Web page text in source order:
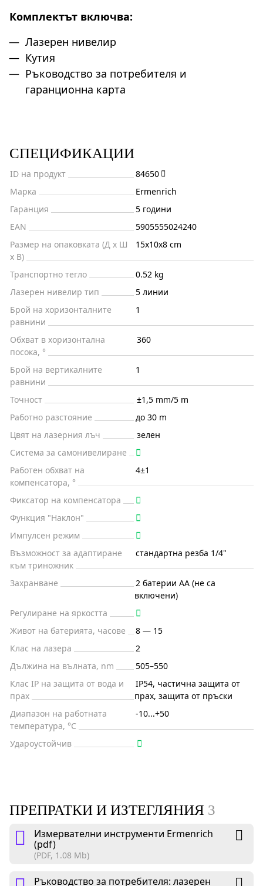
Комплектът включва:
Лазерен нивелир
Кутия
Ръководство за потребителя и
гаранционна карта
СПЕЦИФИКАЦИИ
ID на продукт
84650
Марка
Ermenrich
Гаранция
5 години
EAN
5905555024240
Размер на опаковката (Д x Ш
x В)
15x10x8 cm
Транспортно тегло
0.52 kg
Лазерен нивелир тип
5 линии
Брой на хоризонталните
равнини
1
Обхват в хоризонтална
посока, °
360
Брой на вертикалните
равнини
1
Точност
±1,5 mm/5 m
Работно разстояние
до 30 m
Цвят на лазерния лъч
зелен
Система за самонивелиране
Работен обхват на
компенсатора, °
4±1
Фиксатор на компенсатора
Функция "Наклон"
Импулсен режим
Възможност за адаптиране
към триножник
стандартна резба 1/4"
Захранване
2 батерии АА (не са
включени)
Регулиране на яркостта
Живот на батерията, часове
8 — 15
Клас на лазера
2
Дължина на вълната, nm
505–550
Клас IP на защита от вода и
прах
IP54, частична защита от
прах, защита от пръски
Диапазон на работната
температура, °C
-10...+50
Удароустойчив
ПРЕПРАТКИ И ИЗТЕГЛЯНИЯ 3
Измервателни инструменти Ermenrich
(pdf)
(PDF, 1.08 Mb)
Ръководство за потребителя: лазерен